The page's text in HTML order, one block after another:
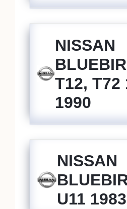
NISSAN
T12, T72
1990
NISSAN
U11